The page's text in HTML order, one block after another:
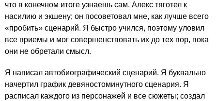
что в конечном итоге узнаешь сам. Алекс тяготел к
насилию и экшену; он посоветовал мне, как лучше всего
«пробить» сценарий. Я быстро учился, поэтому уловил
все приемы и мог совершенствовать их до тех пор, пока
они не обретали смысл.
Я написал автобиографический сценарий. Я буквально
начертил график девяностоминутного сценария. Я
расписал каждого из персонажей и все сюжеты; создал